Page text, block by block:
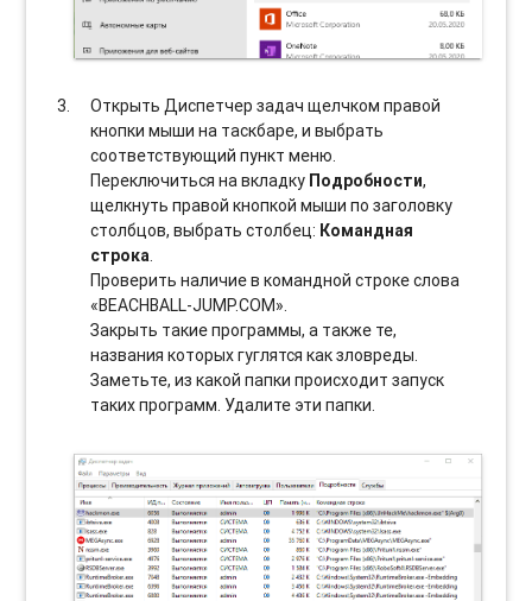
Открыть Диспетчер задач щелчком правой
кнопки мыши на таскбаре, и выбрать
соотвeтствующий пункт меню.
Переключиться на вкладку Подробности,
щелкнуть правой кнопкой мыши по заголовку
столбцов, выбрать столбец: Командная
строка.
Проверить наличие в командной строке слова
«BEACHBALL-JUMP.COM».
Закрыть такие программы, а также те,
названия которых гуглятся как зловреды.
Заметьте, из какой папки происходит запуск
таких программ. Удалите эти папки.